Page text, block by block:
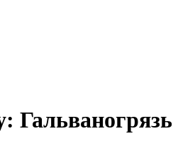
Гальваногрязь